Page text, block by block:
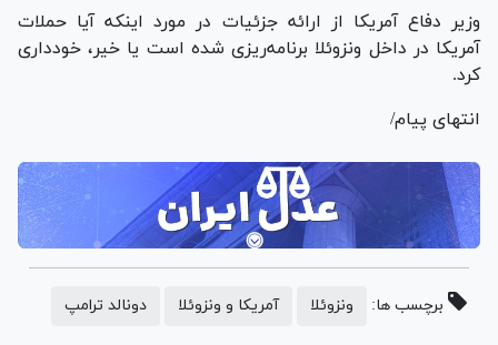
وزیر دفاع آمریکا از ارائه جزئیات در مورد اینکه آیا حملات
آمریکا در داخل ونزوئلا برنامه‌ریزی شده است یا خیر، خودداری
کرد.
انتهای پیام/
برچسب ها: ونزوئلا آمریکا و ونزوئلا دونالد ترامپ